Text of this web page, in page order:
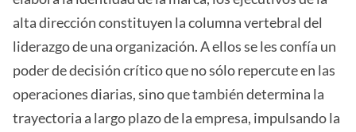
alta dirección constituyen la columna vertebral del
liderazgo de una organización. A ellos se les confía un
poder de decisión crítico que no sólo repercute en las
operaciones diarias, sino que también determina la
trayectoria a largo plazo de la empresa, impulsando la